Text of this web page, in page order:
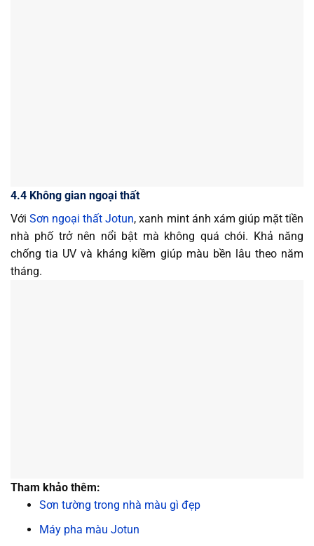
4.4 Không gian ngoại thất
VớiSơn ngoại thất Jotun, xanh mint ánh xám giúp mặt tiền
nhà phố trở nên nổi bật mà không quá chói. Khả năng
chống tia UV và kháng kiềm giúp màu bền lâu theo năm
tháng.
Tham khảo thêm:
Sơn tường trong nhà màu gì đẹp
Máy pha màu Jotun